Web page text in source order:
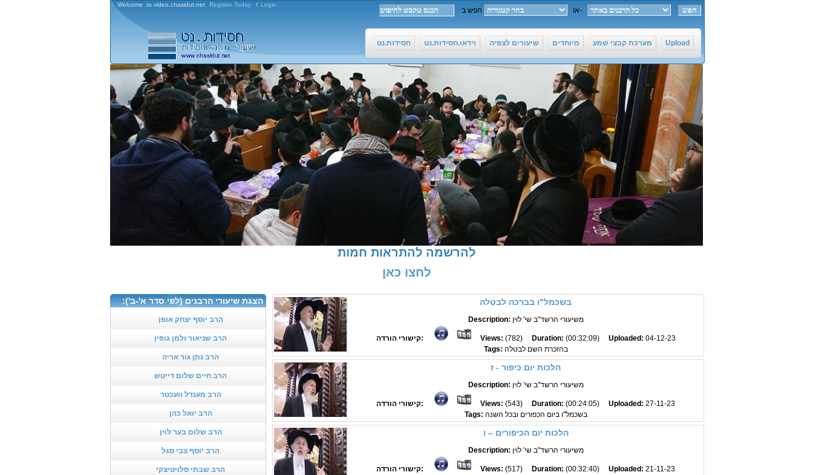
Welcome to video.chasidut.net Register Today / Login
אוחפש ב-
חסידות.נט וידאו.חסידות.נט שיעורים לצפיה מיוחדים מערכת קבצי שמע Upload
להרשמה להתראות חמות
לחצו כאן
הצגת שיעורי הרבנים (לפי סדר א'-ב'):
הרב יוסף יצחק אופן
הרב שניאור זלמן גופין
הרב נתן גור אריה
הרב חיים שלום דייטש
הרב מענדל וועכטר
הרב יואל כהן
הרב שלום בער לוין
הרב יוסף צבי סגל
הרב שבתי סלויטיצקי
בשכמל"ו בברכה לבטלה
Description: משיעורי הרשד"ב שי' לוין
קישורי הורדה: Views: (782) Duration: (00:32:09) Uploaded: 04-12-23
Tags: בהזכרת השם לבטלה
הלכות יום כיפור - ז
Description: משיעורי הרשד"ב שי' לוין
קישורי הורדה: Views: (543) Duration: (00:24:05) Uploaded: 27-11-23
Tags: בשכמל"ו ביום הכפורים ובכל השנה
הלכות יום הכיפורים – ו
Description: משיעורי הרשד"ב שי' לוין
קישורי הורדה: Views: (517) Duration: (00:32:40) Uploaded: 21-11-23